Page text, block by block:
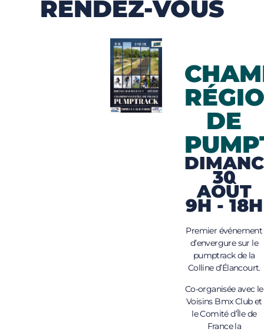
RENDEZ-VOUS
DE
30
AOÛT
9H - 18H
Premier événement
d’envergure sur le
pumptrack de la
Colline d’Élancourt.
Co-organisée avec le
Voisins Bmx Club et
le Comité d’Île de
France la